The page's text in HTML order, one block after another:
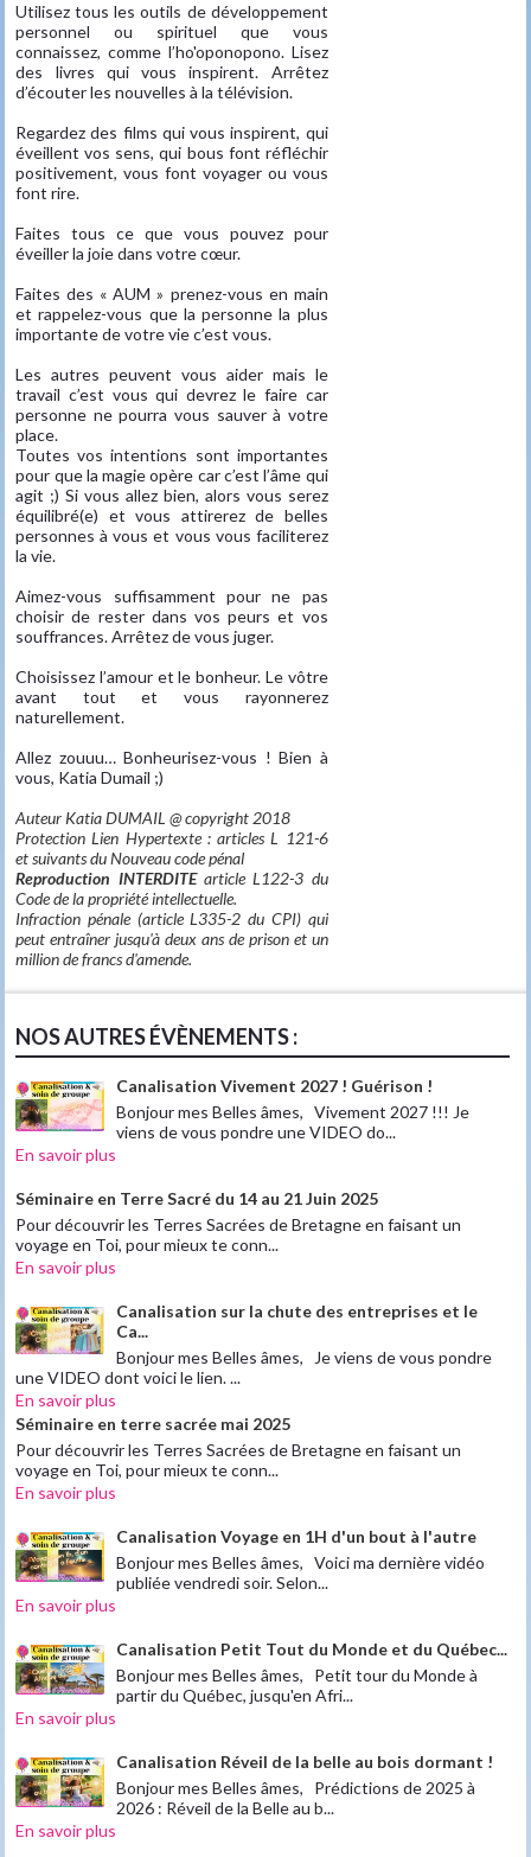
Utilisez tous les outils de développement
personnel ou spirituel que vous
connaissez, comme l’ho'oponopono. Lisez
des livres qui vous inspirent. Arrêtez
d’écouter les nouvelles à la télévision.
Regardez des films qui vous inspirent, qui
éveillent vos sens, qui bous font réfléchir
positivement, vous font voyager ou vous
font rire.
Faites tous ce que vous pouvez pour
éveiller la joie dans votre cœur.
Faites des « AUM » prenez-vous en main
et rappelez-vous que la personne la plus
importante de votre vie c’est vous.
Les autres peuvent vous aider mais le
travail c’est vous qui devrez le faire car
personne ne pourra vous sauver à votre
place.
Toutes vos intentions sont importantes
pour que la magie opère car c’est l’âme qui
agit ;) Si vous allez bien, alors vous serez
équilibré(e) et vous attirerez de belles
personnes à vous et vous vous faciliterez
la vie.
Aimez-vous suffisamment pour ne pas
choisir de rester dans vos peurs et vos
souffrances. Arrêtez de vous juger.
Choisissez l’amour et le bonheur. Le vôtre
avant tout et vous rayonnerez
naturellement.
Allez zouuu… Bonheurisez-vous ! Bien à
vous, Katia Dumail​ ;)
Auteur Katia DUMAIL @ copyright 2018
Protection Lien Hypertexte : articles L 121-6
et suivants du Nouveau code pénal
Reproduction INTERDITEarticle L122-3 du
Code de la propriété intellectuelle.
Infraction pénale (article L335-2 du CPI) qui
peut entraîner jusqu'à deux ans de prison et un
million de francs d'amende.
NOS AUTRES ÉVÈNEMENTS :
Canalisation Vivement 2027 ! Guérison !
Bonjour mes Belles âmes, Vivement 2027 !!! Je
viens de vous pondre une VIDEO do...
En savoir plus
Séminaire en Terre Sacré du 14 au 21 Juin 2025
Pour découvrir les Terres Sacrées de Bretagne en faisant un
voyage en Toi, pour mieux te conn...
En savoir plus
Canalisation sur la chute des entreprises et le
Ca...
Bonjour mes Belles âmes, Je viens de vous pondre
une VIDEO dont voici le lien. ...
En savoir plus
Séminaire en terre sacrée mai 2025
Pour découvrir les Terres Sacrées de Bretagne en faisant un
voyage en Toi, pour mieux te conn...
En savoir plus
Canalisation Voyage en 1H d'un bout à l'autre
Bonjour mes Belles âmes, Voici ma dernière vidéo
publiée vendredi soir. Selon...
En savoir plus
Canalisation Petit Tout du Monde et du Québec...
Bonjour mes Belles âmes, Petit tour du Monde à
partir du Québec, jusqu'en Afri...
En savoir plus
Canalisation Réveil de la belle au bois dormant !
Bonjour mes Belles âmes, Prédictions de 2025 à
2026 : Réveil de la Belle au b...
En savoir plus